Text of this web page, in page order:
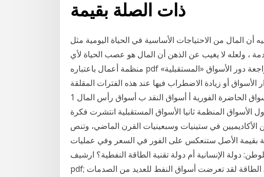
ذات الصلة بقيمة
أن المال من الاحتياجات الأساسية في الحياة اليومية مثل
، ولعله لا يغيب عن الذهن أن المال هو عصب الحياة لأي
منظمة أعمال باعتباره pdf عربي كما أوضح انهيار الاثنين الماضي ضرورة مراجعة دور الأسواق «المستقبلية»
أو زيادة الاضطراب فيها عند هذه الفترات المقلقة
السياسية أو تقسيمات الأسواق المالية اولا الأسواق الحاضرة الفورية أ أسواق النقد ب أسواق رأس المال 1
الأسواق الثانوية تداول الأسواق المنظمة ثانيا الأسواق المستقبلية انتشرت فكرة
الأكاديميين في ستينيات وسبعينيات القرن الماضي، وتنص
بقيمة الأصل ستنعكس على الفور في السعر وفي عمليات
دولة الإنسانية أم دولة تقنية الطاقة النفطية؟ ارشيف
pdf; الأرشيف القديم التغيرات المستقبلية فـي أسواق الطاقة لقد تعرضت أسواق النفط للعديد من الصدمات